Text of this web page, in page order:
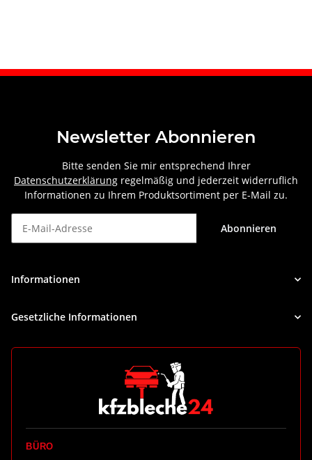
Newsletter Abonnieren
Bitte senden Sie mir entsprechend Ihrer
Datenschutzerklärung regelmäßig und jederzeit widerruflich
Informationen zu Ihrem Produktsortiment per E-Mail zu.
Abonnieren
Informationen
Gesetzliche Informationen
BÜRO